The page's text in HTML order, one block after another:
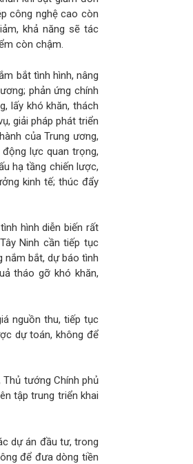
công nghệ cao còn
khả năng sẽ tác
còn chậm.
bắt tình hình, nâng
phản ứng chính
lấy khó khăn, thách
giải pháp phát triển
của Trung ương,
lực quan trọng,
hạ tầng chiến lược,
kinh tế; thúc đẩy
hình diễn biến rất
Ninh cần tiếp tục
nắm bắt, dự báo tình
tháo gỡ khó khăn,
nguồn thu, tiếp tục
dự toán, không để
tướng Chính phủ
tập trung triển khai
dự án đầu tư, trong
để đưa dòng tiền